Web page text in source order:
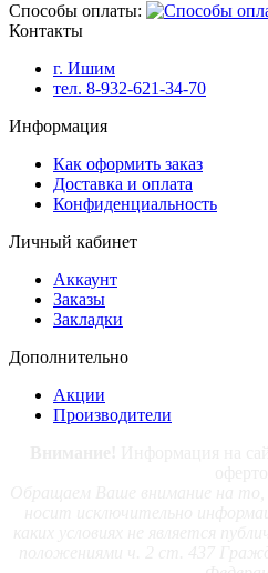
Способы оплаты:
Контакты
г. Ишим
тел. 8-932-621-34-70
Информация
Как оформить заказ
Доставка и оплата
Конфиденциальность
Личный кабинет
Аккаунт
Заказы
Закладки
Дополнительно
Акции
Производители